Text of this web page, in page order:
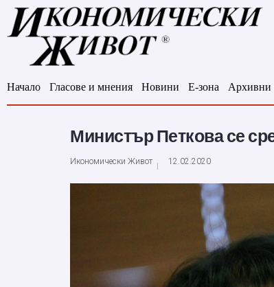
Начало Гласове и мнения Новини Е-зона Архивни
Министър Петкова се
Икономически Живот 12.02.2020